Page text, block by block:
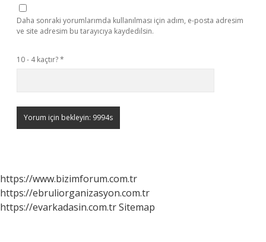
Daha sonraki yorumlarımda kullanılması için adım, e-posta adresim
ve site adresim bu tarayıcıya kaydedilsin.
10 - 4 kaçtır?*
https://www.bizimforum.com.tr
https://ebruliorganizasyon.com.tr
https://evarkadasin.com.trSitemap